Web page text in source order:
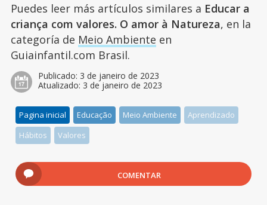
Puedes leer más artículos similares a Educar a
criança com valores. O amor à Natureza, en la
categoría de Meio Ambiente en
Guiainfantil.com Brasil.
Publicado: 3 de janeiro de 2023
Atualizado: 3 de janeiro de 2023
Pagina inicial Educação Meio Ambiente
Aprendizado
Hábitos
Valores
COMENTAR